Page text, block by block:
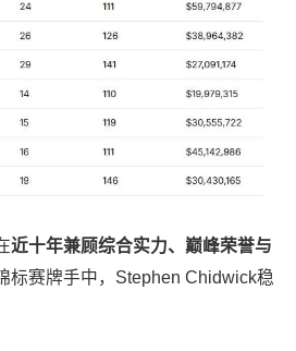
近十年兼顾综合实力、巅峰荣誉与
标赛牌手中，Stephen Chidwick稳